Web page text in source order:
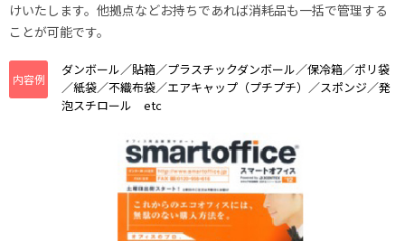
けいたします。他拠点などお持ちであれば消耗品も一括で管理する
ことが可能です。
内容例
ダンボール／貼箱／プラスチックダンボール／保冷箱／ポリ袋
／紙袋／不織布袋／エアキャップ（プチプチ）／スポンジ／発
泡スチロール etc